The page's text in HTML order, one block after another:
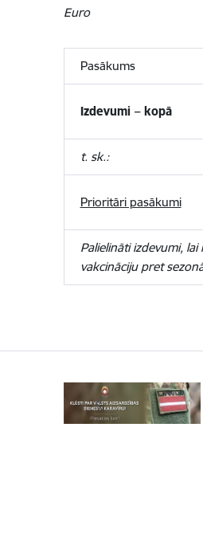
Euro
Pasākums
Izdevumi – kopā
t. sk.:
Prioritāri pasākumi
Palielināti izdevumi,
vakcināciju pret